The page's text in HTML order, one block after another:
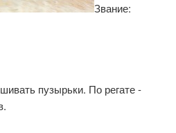
Звание:
пузырьки. По регате -